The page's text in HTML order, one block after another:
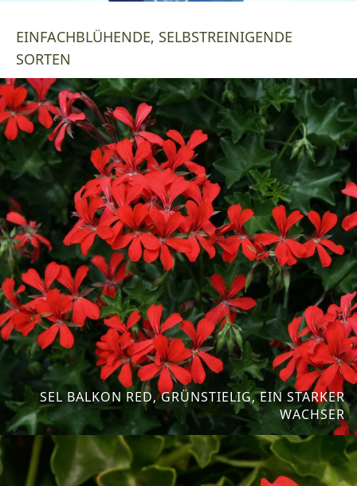
EINFACHBLÜHENDE, SELBSTREINIGENDE
SORTEN
SEL BALKON RED, GRÜNSTIELIG, EIN STARKER
WACHSER